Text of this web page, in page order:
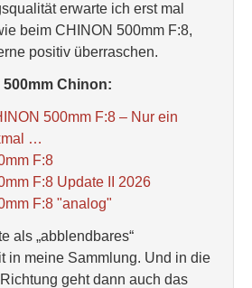
erwarte ich erst mal
beim CHINON 500mm F:8,
positiv überraschen.
500mm Chinon:
500mm F:8 – Nur ein
…
F:8
F:8 Update II 2026
F:8 "analog"
als „abblendbares“
in meine Sammlung. Und in die
geht dann auch das